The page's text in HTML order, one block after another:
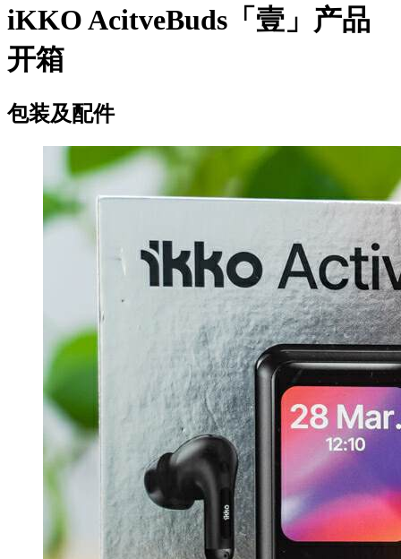
iKKO AcitveBuds「壹」产品
开箱
包装及配件